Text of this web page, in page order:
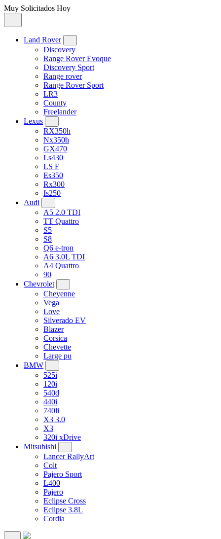
Muy Solicitados Hoy
Land Rover
Discovery
Range Rover Evoque
Discovery Sport
Range rover
Range Rover Sport
LR3
County
Freelander
Lexus
RX350h
Nx350h
GX470
Ls430
LS F
Es350
Rx300
Is250
Audi
A5 2.0 TDI
TT Quattro
S5
S8
Q6 e-tron
A6 3.0L TDI
A4 Quattro
90
Chevrolet
Cheyenne
Vega
Love
Silverado EV
Blazer
Corsica
Chevette
Large pu
BMW
525i
120i
540d
440i
740li
X3 3.0
X3
320i xDrive
Mitsubishi
Lancer RallyArt
Colt
Pajero Sport
L400
Pajero
Eclipse Cross
Eclipse 3.8L
Cordia